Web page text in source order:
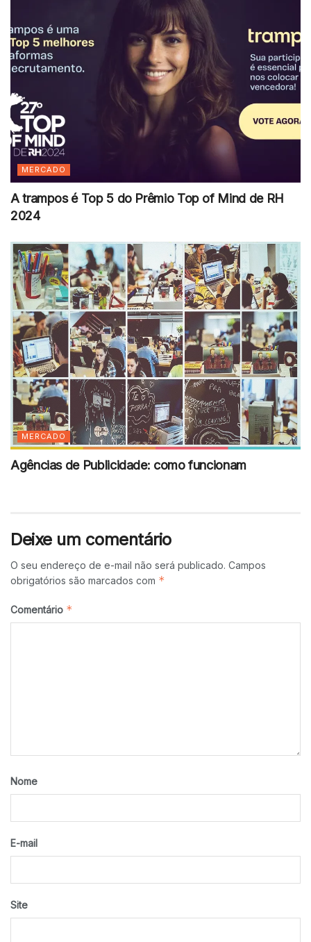
MERCADO
A trampos é Top 5 do Prêmio Top of Mind de RH
2024
MERCADO
Agências de Publicidade: como funcionam
Deixe um comentário
O seu endereço de e-mail não será publicado. Campos
obrigatórios são marcados com *
Comentário *
Nome
E-mail
Site